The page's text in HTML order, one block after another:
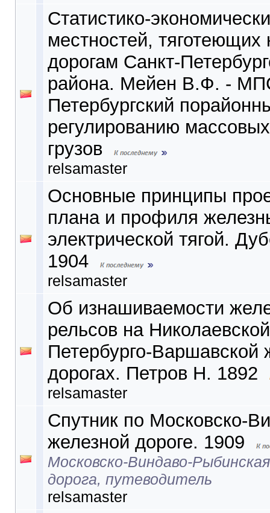
Статистико-
местностей,
дорогам Санкт-
района. Мейен В.Ф. -
Петербургский
регулированию
грузов
relsamaster
Основные принципы
плана и профиля
электрической тягой.
1904
relsamaster
Об изнашиваемости
рельсов на
Петербурго-Варшавской
дорогах. Петров Н. 1892
relsamaster
Спутник по Московско-
железной дороге. 1909
Московско-Виндаво-
дорога, путеводитель
relsamaster